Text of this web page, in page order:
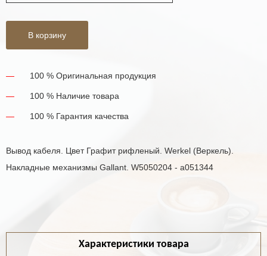
В корзину
100 % Оригинальная продукция
100 % Наличие товара
100 % Гарантия качества
Вывод кабеля. Цвет Графит рифленый. Werkel (Веркель).
Накладные механизмы Gallant. W5050204 - a051344
Характеристики товара